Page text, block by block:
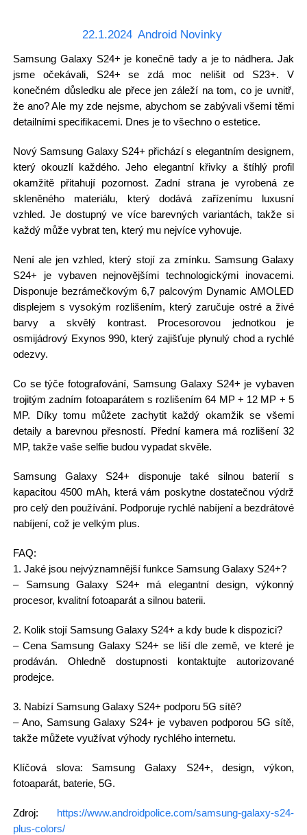
22.1.2024 Android Novinky
Samsung Galaxy S24+ je konečně tady a je to nádhera. Jak
jsme očekávali, S24+ se zdá moc nelišit od S23+. V
konečném důsledku ale přece jen záleží na tom, co je uvnitř,
že ano? Ale my zde nejsme, abychom se zabývali všemi těmi
detailními specifikacemi. Dnes je to všechno o estetice.
Nový Samsung Galaxy S24+ přichází s elegantním designem,
který okouzlí každého. Jeho elegantní křivky a štíhlý profil
okamžitě přitahují pozornost. Zadní strana je vyrobená ze
skleněného materiálu, který dodává zařízenímu luxusní
vzhled. Je dostupný ve více barevných variantách, takže si
každý může vybrat ten, který mu nejvíce vyhovuje.
Není ale jen vzhled, který stojí za zmínku. Samsung Galaxy
S24+ je vybaven nejnovějšími technologickými inovacemi.
Disponuje bezrámečkovým 6,7 palcovým Dynamic AMOLED
displejem s vysokým rozlišením, který zaručuje ostré a živé
barvy a skvělý kontrast. Procesorovou jednotkou je
osmijádrový Exynos 990, který zajišťuje plynulý chod a rychlé
odezvy.
Co se týče fotografování, Samsung Galaxy S24+ je vybaven
trojitým zadním fotoaparátem s rozlišením 64 MP + 12 MP + 5
MP. Díky tomu můžete zachytit každý okamžik se všemi
detaily a barevnou přesností. Přední kamera má rozlišení 32
MP, takže vaše selfie budou vypadat skvěle.
Samsung Galaxy S24+ disponuje také silnou baterií s
kapacitou 4500 mAh, která vám poskytne dostatečnou výdrž
pro celý den používání. Podporuje rychlé nabíjení a bezdrátové
nabíjení, což je velkým plus.
FAQ:
1. Jaké jsou nejvýznamnější funkce Samsung Galaxy S24+?
– Samsung Galaxy S24+ má elegantní design, výkonný
procesor, kvalitní fotoaparát a silnou baterii.
2. Kolik stojí Samsung Galaxy S24+ a kdy bude k dispozici?
– Cena Samsung Galaxy S24+ se liší dle země, ve které je
prodáván. Ohledně dostupnosti kontaktujte autorizované
prodejce.
3. Nabízí Samsung Galaxy S24+ podporu 5G sítě?
– Ano, Samsung Galaxy S24+ je vybaven podporou 5G sítě,
takže můžete využívat výhody rychlého internetu.
Klíčová slova: Samsung Galaxy S24+, design, výkon,
fotoaparát, baterie, 5G.
Zdroj: https://www.androidpolice.com/samsung-galaxy-s24-
plus-colors/